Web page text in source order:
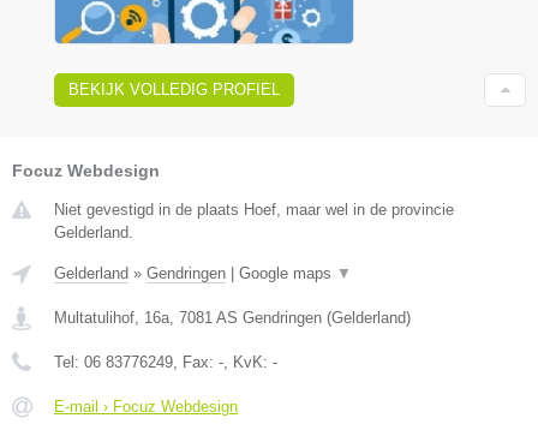
BEKIJK VOLLEDIG PROFIEL
Focuz Webdesign
Niet gevestigd in de plaats Hoef, maar wel in de provincie
Gelderland.
Gelderland » Gendringen | Google maps ▼
Multatulihof, 16a 7081 AS Gendringen (Gelderland)
Tel: 06 83776249 , Fax: - , KvK: -
E-mail › Focuz Webdesign